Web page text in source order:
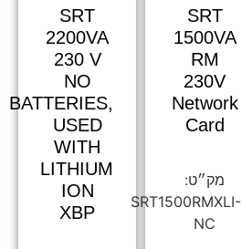
SRT
1500VA
RM
230V
Network
Card
SRT1500RMXLI-
NC
SRT
2200VA
230 V
NO
BATTERIES,
USED
WITH
LITHIUM
ION
XBP